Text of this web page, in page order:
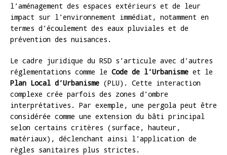
l’aménagement des espaces extérieurs et de leur
impact sur l’environnement immédiat, notamment en
termes d’écoulement des eaux pluviales et de
prévention des nuisances.
Le cadre juridique du RSD s’articule avec d’autres
réglementations comme le Code de l’Urbanisme et le
Plan Local d’Urbanisme (PLU). Cette interaction
complexe crée parfois des zones d’ombre
interprétatives. Par exemple, une pergola peut être
considérée comme une extension du bâti principal
selon certains critères (surface, hauteur,
matériaux), déclenchant ainsi l’application de
règles sanitaires plus strictes.